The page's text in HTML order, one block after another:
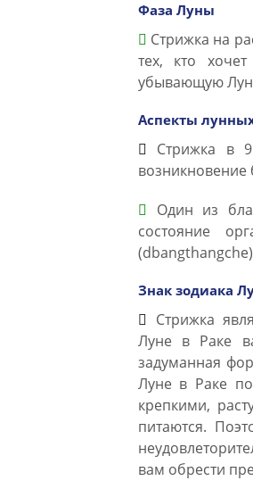
Фаза Луны
Стрижка на
тех, кто
убывающую
Аспекты
Стрижка в
возникновение
Один из
состояние
(dbangthangche)
Знак зодиака
Стрижка
Луне в Раке
задуманная
Луне в Раке
крепкими,
питаются.
вам обрести